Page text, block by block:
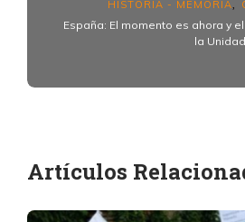
HISTORIA - MEMORIA
España: El momento es ahora y
la
Artículos